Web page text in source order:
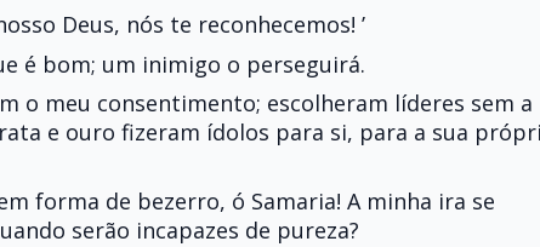
Deus, nós te reconhecemos! ’
é bom; um inimigo o perseguirá.
o meu consentimento; escolheram líderes sem a
e ouro fizeram ídolos para si, para a sua
forma de bezerro, ó Samaria! A minha ira se
serão incapazes de pureza?